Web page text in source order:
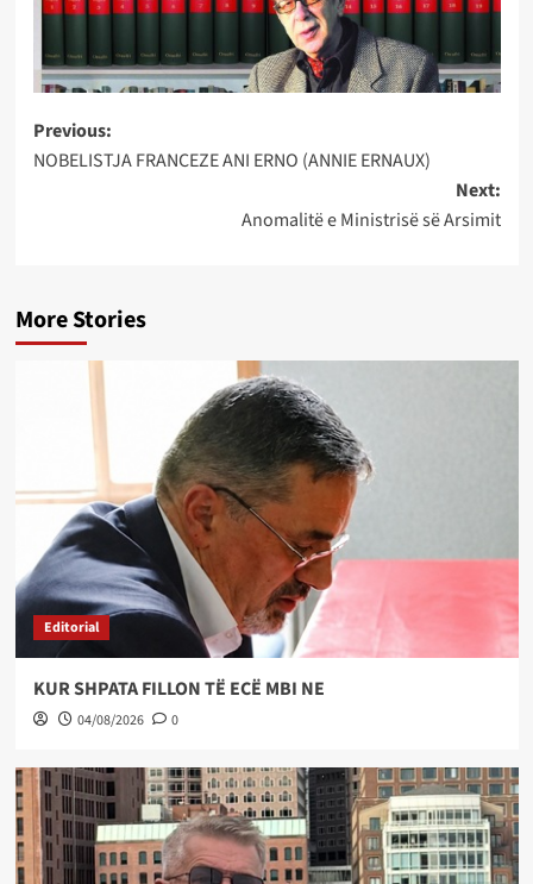
Post
navigation
Previous:
NOBELISTJA FRANCEZE ANI ERNO (ANNIE ERNAUX)
Next:
Anomalitë e Ministrisë së Arsimit
More Stories
Editorial
KUR SHPATA FILLON TË ECË MBI NE
04/08/2026 0